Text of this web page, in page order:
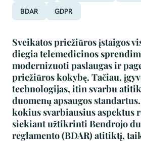
BDAR
GDPR
Sveikatos priežiūros įstaigos
diegia telemedicinos
modernizuoti paslaugas ir
priežiūros kokybę. Tačiau,
technologijas, itin svarbu
duomenų apsaugos
kokius svarbiausius aspektus
siekiant užtikrinti Bendrojo
reglamento (BDAR) atitiktį,